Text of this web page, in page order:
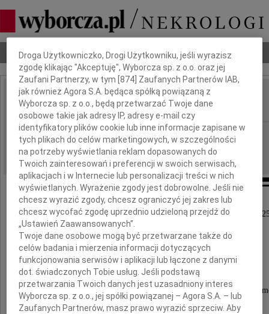
Nekrologi Odeszli Poradnik pogrzebowy
IMIĘ I NAZWISKO: Jan Butkiewicz
REGION: Warszawa
DATA EMISJI: 13.06.2025
Ze smutkiem zawiadamiam, że w dniu 6 czerwca
Jan Butkiewicz
Menadżer, aktywny sportowiec, człowiek pełen
Wierzyłam, że wygra z chorobą.
Dbamy o Twoją prywatność
Droga Użytkowniczko, Drogi Użytkowniku, jeśli wyrazisz
zgodę klikając "Akceptuję", Wyborcza sp. z o.o. oraz jej
Zaufani Partnerzy, w tym [874 ] Zaufanych Partnerów IAB,
jak również Agora S.A. będąca spółką powiązaną z
Wyborcza sp. z o.o., będą przetwarzać Twoje dane
osobowe takie jak adresy IP, adresy e-mail czy
identyfikatory plików cookie lub inne informacje zapisane w
tych plikach do celów marketingowych, w szczególności
na potrzeby wyświetlania reklam dopasowanych do
Twoich zainteresowań i preferencji w swoich serwisach,
aplikacjach i w Internecie lub personalizacji treści w nich
wyświetlanych. Wyrażenie zgody jest dobrowolne. Jeśli nie
chcesz wyrazić zgody, chcesz ograniczyć jej zakres lub
chcesz wycofać zgodę uprzednio udzieloną przejdź do
„Ustawień Zaawansowanych”.
Twoje dane osobowe mogą być przetwarzane także do
celów badania i mierzenia informacji dotyczących
funkcjonowania serwisów i aplikacji lub łączone z danymi
dot. świadczonych Tobie usług. Jeśli podstawą
przetwarzania Twoich danych jest uzasadniony interes
Wyborcza sp. z o.o., jej spółki powiązanej – Agora S.A. – lub
Zaufanych Partnerów, masz prawo wyrazić sprzeciw. Aby